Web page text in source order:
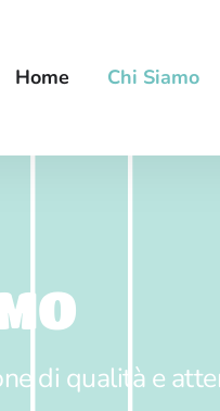
Home Chi Siamo
di qualità e